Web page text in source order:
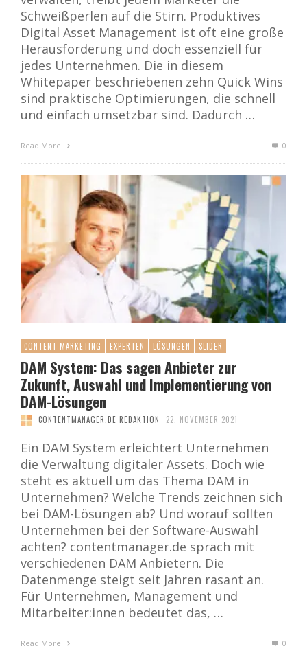
Schweißperlen auf die Stirn. Produktives
Digital Asset Management ist oft eine große
Herausforderung und doch essenziell für
jedes Unternehmen. Die in diesem
Whitepaper beschriebenen zehn Quick Wins
sind praktische Optimierungen, die schnell
und einfach umsetzbar sind. Dadurch …
Read More 0
CONTENT MARKETING EXPERTEN LÖSUNGEN SLIDER
DAM System: Das sagen Anbieter zur
Zukunft, Auswahl und Implementierung von
DAM-Lösungen
CONTENTMANAGER.DE REDAKTION 22. NOVEMBER 2021
Ein DAM System erleichtert Unternehmen
die Verwaltung digitaler Assets. Doch wie
steht es aktuell um das Thema DAM in
Unternehmen? Welche Trends zeichnen sich
bei DAM-Lösungen ab? Und worauf sollten
Unternehmen bei der Software-Auswahl
achten? contentmanager.de sprach mit
verschiedenen DAM Anbietern. Die
Datenmenge steigt seit Jahren rasant an.
Für Unternehmen, Management und
Mitarbeiter:innen bedeutet das, …
Read More 0